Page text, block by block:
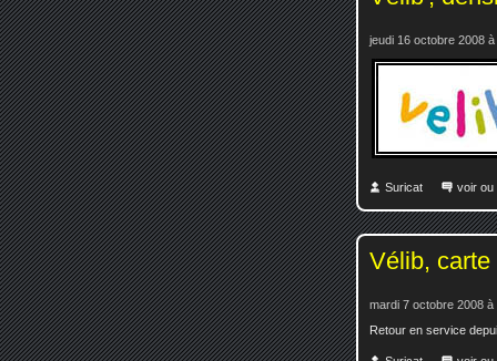
jeudi 16 octobre 2008
Suricat voir ou
Vélib,
mardi 7 octobre 2008 à
Retour en service